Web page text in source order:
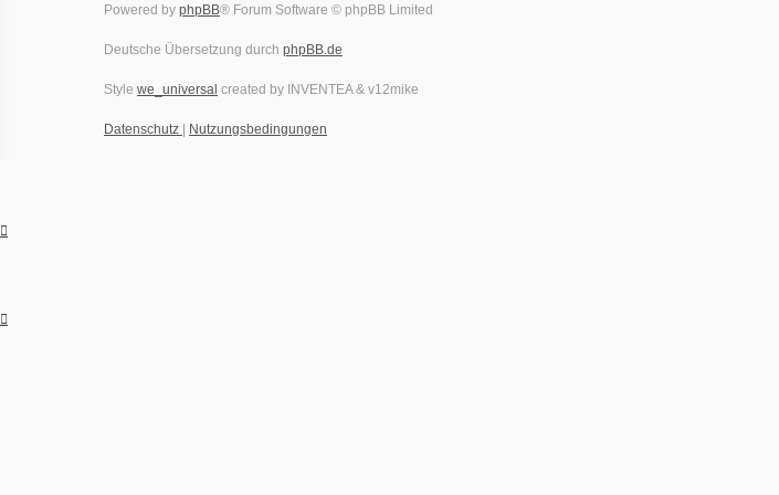
Powered by phpBB® Forum Software © phpBB Limited
Deutsche Übersetzung durch phpBB.de
Style we_universal created by INVENTEA & v12mike
Datenschutz | Nutzungsbedingungen